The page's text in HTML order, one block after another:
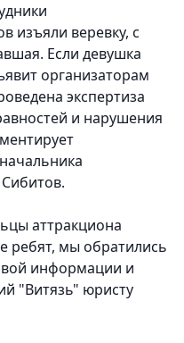
изъяли веревку, с
Если девушка
организаторам
экспертиза
и нарушения
аттракциона
ребят, мы обратились
информации и
"Витязь" юристу